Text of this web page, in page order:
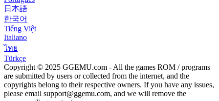
日本語
한국어
Tiếng Việt
Italiano
ไทย
Türkçe
Copyright © 2025 GGEMU.com - All the games ROM / programs
are submitted by users or collected from the internet, and the
copyrights belong to their respective owners. If you have any issues,
please email support@ggemu.com, and we will remove the